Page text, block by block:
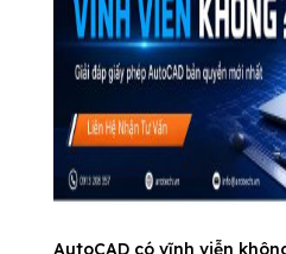
AutoCAD có vĩnh viễn